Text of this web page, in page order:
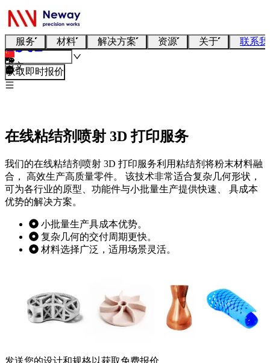
服务 材料 解决方案 资源 关于 联系
中文
获取即时报价
在线粘结剂喷射 3D 打印服务
我们的在线粘结剂喷射 3D 打印服务利用粘结剂将粉末材料融
合， 高效生产高质量零件。 该技术非常适合复杂几何形状，
可为各行业的原型、功能件与小批量生产提供快速、 具成本
优势的解决方案。
小批量生产具成本优势。
复杂几何的交付周期更快。
材料选择广泛，适用场景灵活。
发送您的设计和规格以获取免费报价